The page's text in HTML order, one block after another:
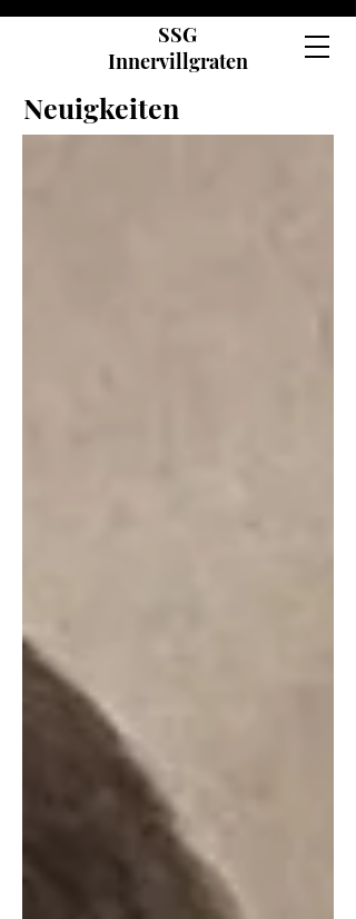
SSG
Innervillgraten
Neuigkeiten